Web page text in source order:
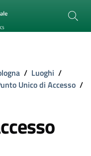
/ Luoghi /
Unico di Accesso /